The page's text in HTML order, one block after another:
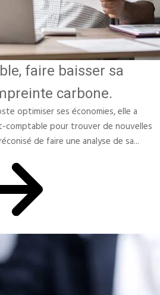
faire baisser sa
carbone.
optimiser ses économies, elle a
comptable pour trouver de nouvelles
de faire une analyse de sa...